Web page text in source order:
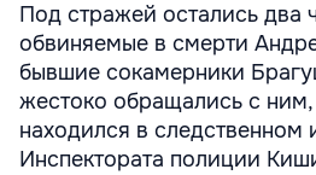
Под стражей остались два
обвиняемые в смерти
бывшие сокамерники
жестоко обращались с ним,
находился в следственном
Инспектората полиции